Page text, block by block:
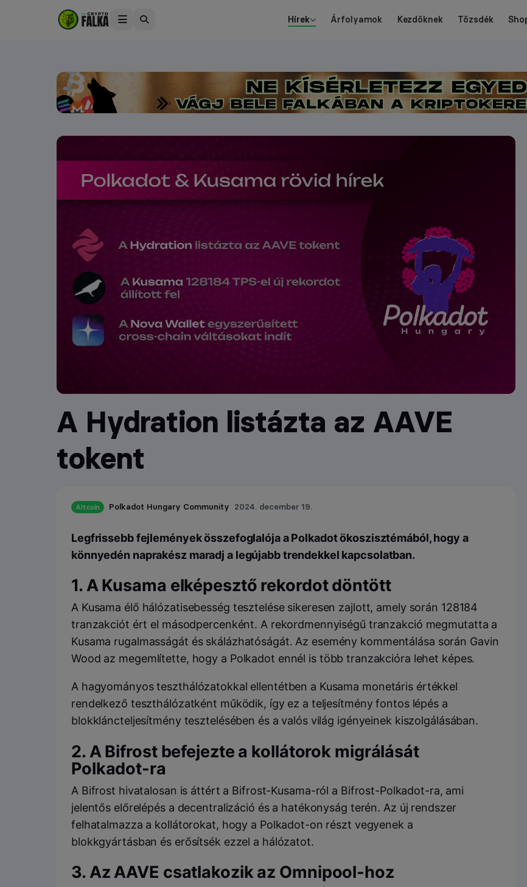
Hírek Árfolyamok Kezdőknek Tőzsdék
A Hydration listázta az AAVE
tokent
Altcoin Polkadot Hungary Community 2024. december 19.
Legfrissebb fejlemények összefoglalója a Polkadot ökoszisztémából, hogy a
könnyedén naprakész maradj a legújabb trendekkel kapcsolatban.
1. AKusama elképesztő rekordot döntött
A Kusama élő hálózatisebesség tesztelése sikeresen zajlott, amely során 128184
tranzakciót ért el másodpercenként. A rekordmennyiségű tranzakció megmutatta a
Kusama rugalmasságát és skálázhatóságát. Az esemény kommentálása során Gavin
Wood az megemlítette, hogy a Polkadot ennél is több tranzakcióra lehet képes.
A hagyományos teszthálózatokkal ellentétben a Kusama monetáris értékkel
rendelkező teszthálózatként működik, így ez a teljesítmény fontos lépés a
blokkláncteljesítmény tesztelésében és a valós világ igényeinek kiszolgálásában.
2. ABifrostbefejezte a kollátorok migrálását
Polkadot-ra
A Bifrost hivatalosan is áttért a Bifrost-Kusama-ról a Bifrost-Polkadot-ra, ami
jelentős előrelépés a decentralizáció és a hatékonyság terén. Az új rendszer
felhatalmazza a kollátorokat, hogy a Polkadot-on részt vegyenek a
blokkgyártásban és erősítsék ezzel a hálózatot.
3. Az AAVE csatlakozik az Omnipool-hoz